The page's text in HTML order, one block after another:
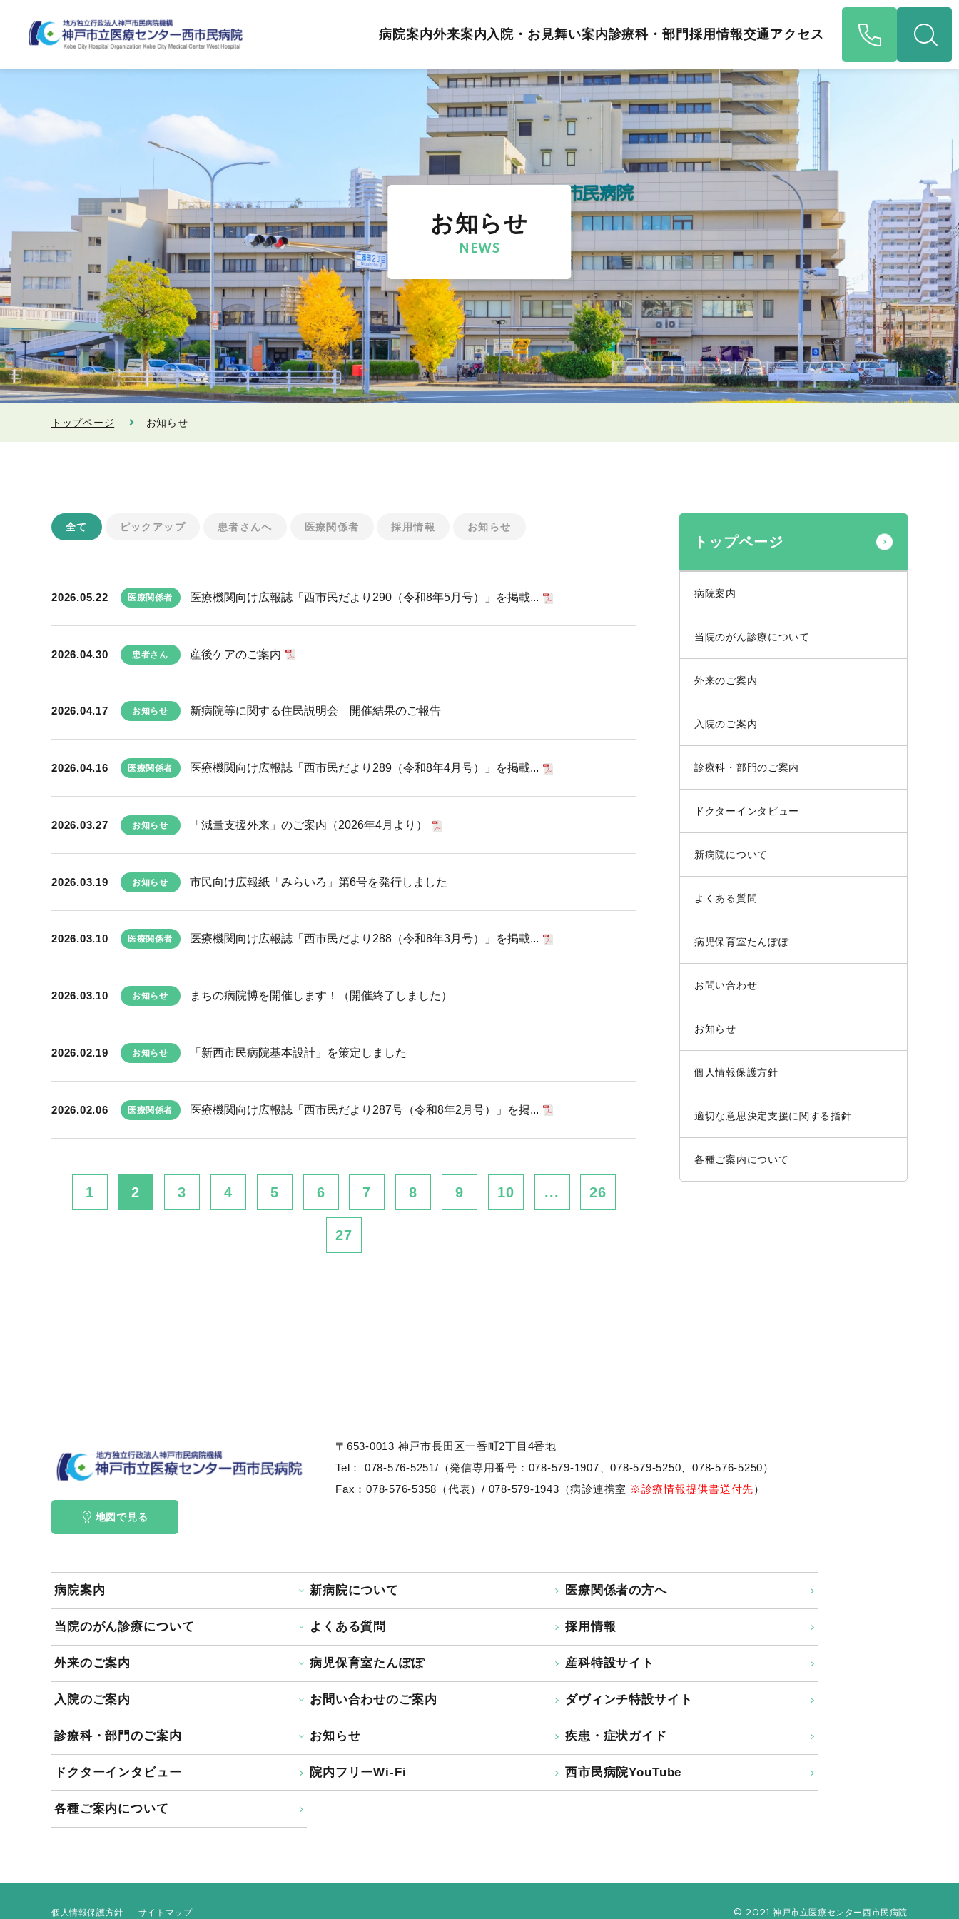
病院案内外来案内入院・お見舞い案内診療科・部門 採用情報交通アクセス
お知らせ
NEWS
トップページ お知らせ
全て ピックアップ 患者さんへ 医療関係者 採用情報 お知らせ
2026.05.22 医療関係者 医療機関向け広報誌「西市民だより290（令和8年5月号）」を掲載...
2026.04.30 患者さん 産後ケアのご案内
2026.04.17 お知らせ 新病院等に関する住民説明会 開催結果のご報告
2026.04.16 医療関係者 医療機関向け広報誌「西市民だより289（令和8年4月号）」を掲載...
2026.03.27 お知らせ 「減量支援外来」のご案内（2026年4月より）
2026.03.19 お知らせ 市民向け広報紙「みらいろ」第6号を発行しました
2026.03.10 医療関係者 医療機関向け広報誌「西市民だより288（令和8年3月号）」を掲載...
2026.03.10 お知らせ まちの病院博を開催します！（開催終了しました）
2026.02.19 お知らせ 「新西市民病院基本設計」を策定しました
2026.02.06 医療関係者 医療機関向け広報誌「西市民だより287号（令和8年2月号）」を掲...
1 2 3 4 5 6 7 8 9 10 ... 26
27
トップページ
病院案内
当院のがん診療について
外来のご案内
入院のご案内
診療科・部門のご案内
ドクターインタビュー
新病院について
よくある質問
病児保育室たんぽぽ
お問い合わせ
お知らせ
個人情報保護方針
適切な意思決定支援に関する指針
各種ご案内について
〒653-0013 神戸市長田区一番町2丁目4番地
Tel：
078-576-5251/（発信専用番号：078-579-1907、078-579-5250、 078-576-5250）
Fax：078-576-5358（代表）/ 078-579-1943（病診連携室 ※診療情報提供書送付先）
地図で見る
病院案内
当院のがん診療について
外来のご案内
入院のご案内
診療科・部門のご案内
ドクターインタビュー
各種ご案内について
新病院について
よくある質問
病児保育室たんぽぽ
お問い合わせのご案内
お知らせ
院内フリーWi-Fi
医療関係者の方へ
採用情報
産科特設サイト
ダヴィンチ特設サイト
疾患・症状ガイド
西市民病院YouTube
個人情報保護方針 サイトマップ © 2021 神戸市立医療センター西市民病院